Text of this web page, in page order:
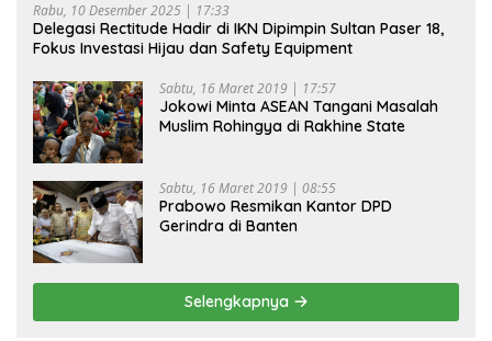
Rabu, 10 Desember 2025 | 17:33
Delegasi Rectitude Hadir di IKN Dipimpin Sultan Paser 18,
Fokus Investasi Hijau dan Safety Equipment
Sabtu, 16 Maret 2019 | 17:57
Jokowi Minta ASEAN Tangani Masalah
Muslim Rohingya di Rakhine State
Sabtu, 16 Maret 2019 | 08:55
Prabowo Resmikan Kantor DPD
Gerindra di Banten
Selengkapnya